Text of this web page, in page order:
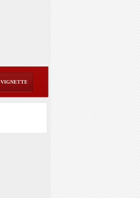
VIGNETTE